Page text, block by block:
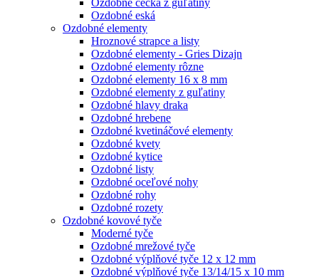
Ozdobné eská
Ozdobné elementy
Hroznové strapce a listy
Ozdobné elementy - Gries Dizajn
Ozdobné elementy rôzne
Ozdobné elementy 16 x 8 mm
Ozdobné elementy z guľatiny
Ozdobné hlavy draka
Ozdobné hrebene
Ozdobné kvetináčové elementy
Ozdobné kvety
Ozdobné kytice
Ozdobné listy
Ozdobné oceľové nohy
Ozdobné rohy
Ozdobné rozety
Ozdobné kovové tyče
Moderné tyče
Ozdobné mrežové tyče
Ozdobné výplňové tyče 12 x 12 mm
Ozdobné výplňové tyče 13/14/15 x 10 mm